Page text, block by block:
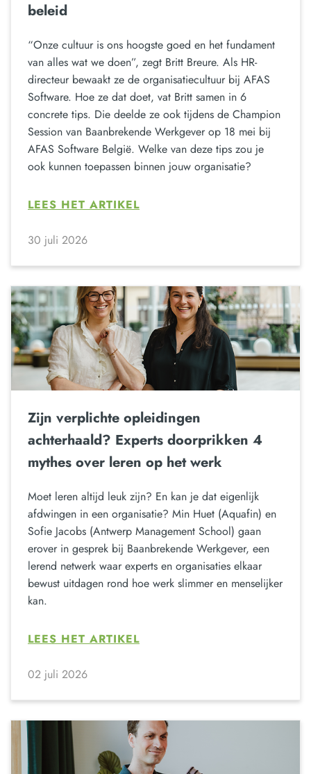
beleid
“Onze cultuur is ons hoogste goed en het fundament
van alles wat we doen”, zegt Britt Breure. Als HR-
directeur bewaakt ze de organisatiecultuur bij AFAS
Software. Hoe ze dat doet, vat Britt samen in 6
concrete tips. Die deelde ze ook tijdens de Champion
Session van Baanbrekende Werkgever op 18 mei bij
AFAS Software België. Welke van deze tips zou je
ook kunnen toepassen binnen jouw organisatie?
LEES HET ARTIKEL
30 juli 2026
Zijn verplichte opleidingen
achterhaald? Experts doorprikken 4
mythes over leren op het werk
Moet leren altijd leuk zijn? En kan je dat eigenlijk
afdwingen in een organisatie? Min Huet (Aquafin) en
Sofie Jacobs (Antwerp Management School) gaan
erover in gesprek bij Baanbrekende Werkgever, een
lerend netwerk waar experts en organisaties elkaar
bewust uitdagen rond hoe werk slimmer en menselijker
kan.
LEES HET ARTIKEL
02 juli 2026